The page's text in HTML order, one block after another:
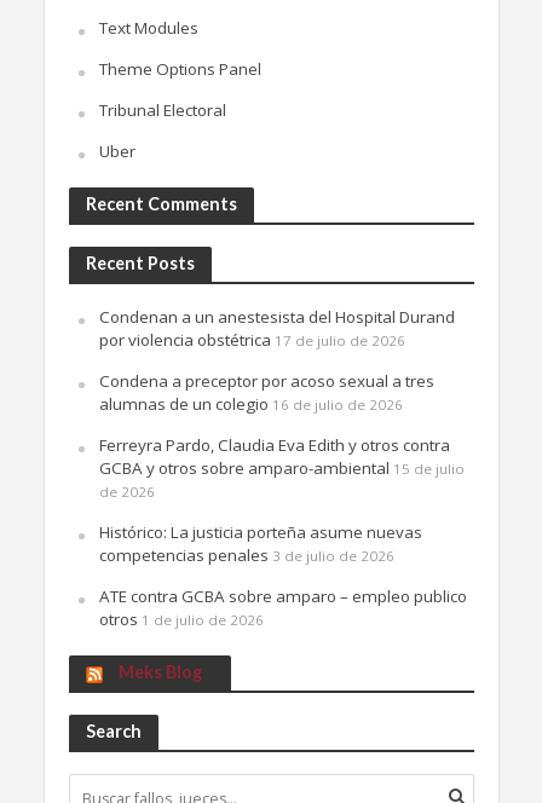
Text Modules
Theme Options Panel
Tribunal Electoral
Uber
Recent Comments
Recent Posts
Condenan a un anestesista del Hospital Durand
por violencia obstétrica 17 de julio de 2026
Condena a preceptor por acoso sexual a tres
alumnas de un colegio 16 de julio de 2026
Ferreyra Pardo, Claudia Eva Edith y otros contra
GCBA y otros sobre amparo-ambiental 15 de julio
de 2026
Histórico: La justicia porteña asume nuevas
competencias penales 3 de julio de 2026
ATE contra GCBA sobre amparo – empleo publico
otros 1 de julio de 2026
Meks Blog
Search